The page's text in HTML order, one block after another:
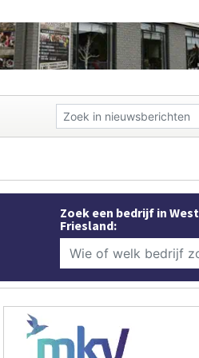
Zoek een bedrijf in West
Friesland: